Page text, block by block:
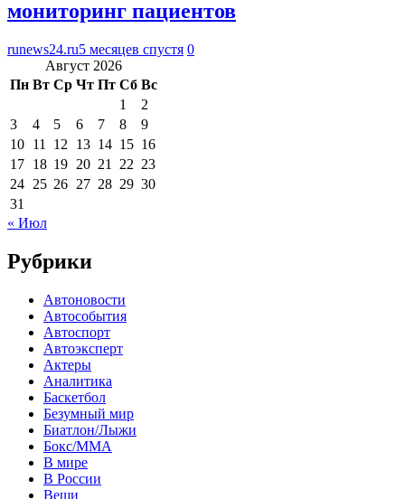
мониторинг пациентов
runews24.ru5 месяцев спустя 0
Август 2026
Пн Вт Ср Чт Пт Сб Вс
1
2
3
4 5 6 7 8
9
10 11 12 13 14 15 16
17 18 19 20 21 22 23
24 25 26 27 28 29 30
31
« Июл
Рубрики
Автоновости
Автособытия
Автоспорт
Автоэксперт
Актеры
Аналитика
Баскетбол
Безумный мир
Биатлон/Лыжи
Бокс/MMA
В мире
В России
Вещи